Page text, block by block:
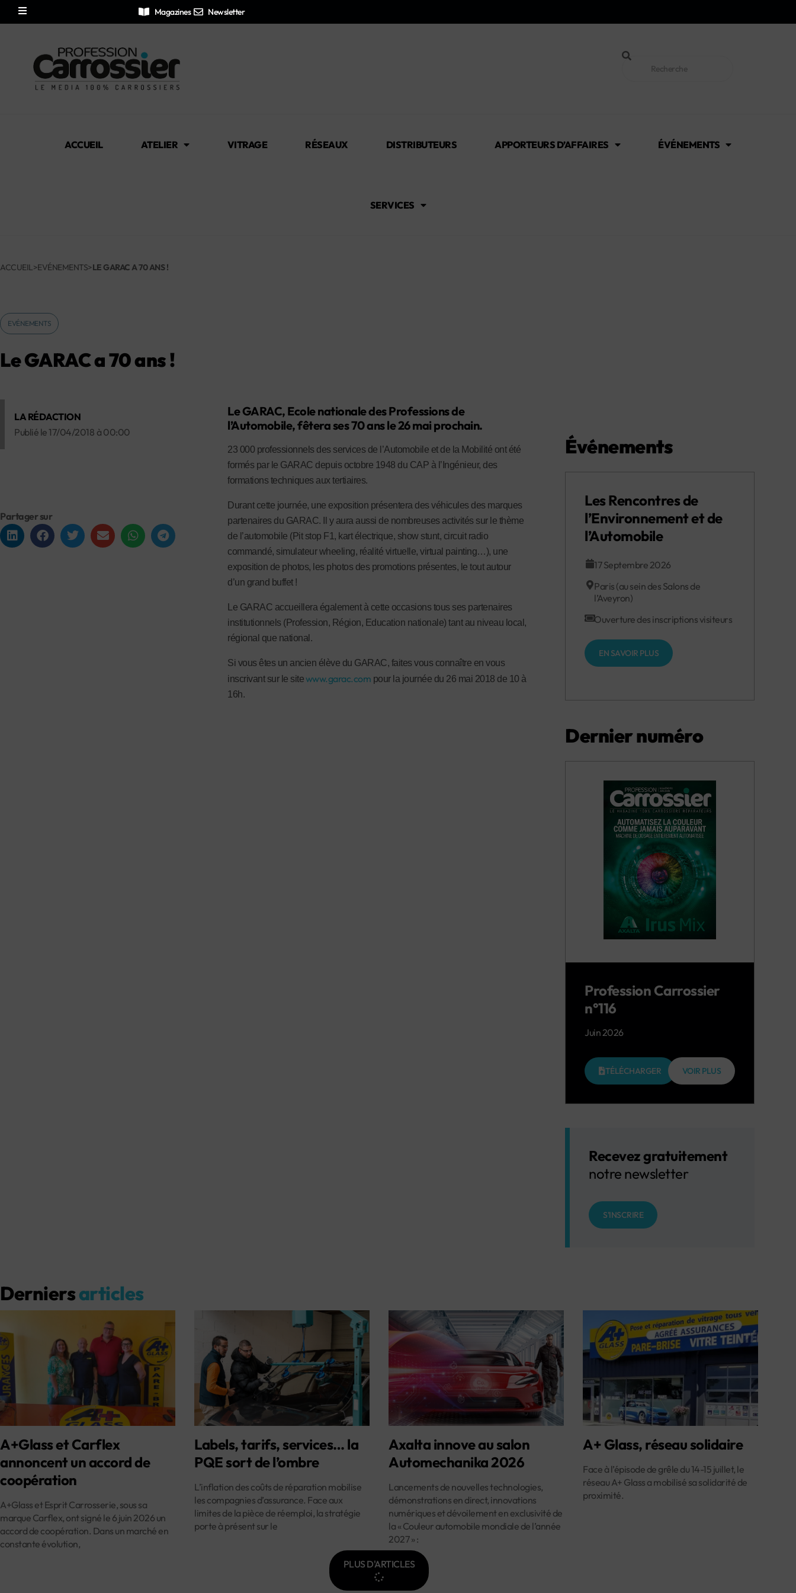
Magazines Newsletter
ACCUEIL ATELIER VITRAGE RÉSEAUX DISTRIBUTEURS APPORTEURS D’AFFAIRES ÉVÉNEMENTS
SERVICES
ACCUEIL >EVÉNEMENTS>LE GARAC A 70 ANS !
EVÉNEMENTS
Le GARAC a 70 ans !
LA RÉDACTION
Publié le 17/04/2018 à 00:00
Partager sur
Le GARAC, Ecole nationale des Professions de
l’Automobile, fêtera ses 70 ans le 26 mai prochain.
23 000 professionnels des services de l’Automobile et de la Mobilité ont été
formés par le GARAC depuis octobre 1948 du CAP à l’Ingénieur, des
formations techniques aux tertiaires.
Durant cette journée, une exposition présentera des véhicules des marques
partenaires du GARAC. Il y aura aussi de nombreuses activités sur le thème
de l’automobile (Pit stop F1, kart électrique, show stunt, circuit radio
commandé, simulateur wheeling, réalité virtuelle, virtual painting…), une
exposition de photos, les photos des promotions présentes, le tout autour
d’un grand buffet !
Le GARAC accueillera également à cette occasions tous ses partenaires
institutionnels (Profession, Région, Education nationale) tant au niveau local,
régional que national.
Si vous êtes un ancien élève du GARAC, faites vous connaître en vous
inscrivant sur le sitewww.garac.com pour la journée du 26 mai 2018 de 10 à
16h.
Événements
Les Rencontres de
l’Environnement et de
l’Automobile
17 Septembre 2026
Paris (au sein des Salons de
l’Aveyron)
Ouverture des inscriptions visiteurs
EN SAVOIR PLUS
Dernier numéro
Profession Carrossier
n°116
Juin 2026
TÉLÉCHARGER VOIR PLUS
Recevez gratuitement
notre newsletter
S'INSCRIRE
Derniersarticles
A+Glass et Carflex
annoncent un accord de
coopération
A+Glass et Esprit Carrosserie, sous sa
marque Carflex, ont signé le 6 juin 2026 un
accord de coopération. Dans un marché en
constante évolution,
Labels, tarifs, services… la
PQE sort de l’ombre
L’inflation des coûts de réparation mobilise
les compagnies d’assurance. Face aux
limites de la pièce de réemploi, la stratégie
porte à présent sur le
Axalta innove au salon
Automechanika 2026
Lancements de nouvelles technologies,
démonstrations en direct, innovations
numériques et dévoilement en exclusivité de
la « Couleur automobile mondiale de l’année
2027 » :
A+ Glass, réseau solidaire
Face à l’épisode de grêle du 14-15 juillet, le
réseau A+ Glass a mobilisé sa solidarité de
proximité.
PLUS D'ARTICLES